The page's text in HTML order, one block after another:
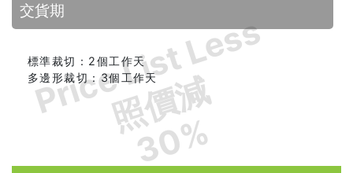
Price List Less
照價減
30%
交貨期
標準裁切：2個工作天
多邊形裁切：3個工作天